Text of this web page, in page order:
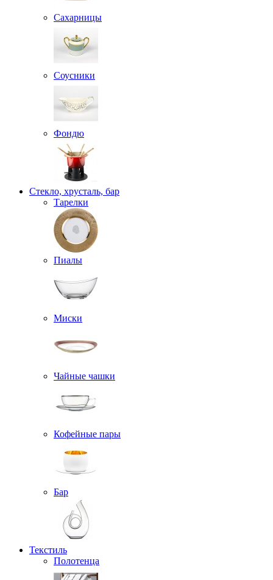
Сахарницы
Соусники
Фондю
Стекло, хрусталь, бар
Тарелки
Пиалы
Миски
Чайные чашки
Кофейные пары
Бар
Текстиль
Полотенца